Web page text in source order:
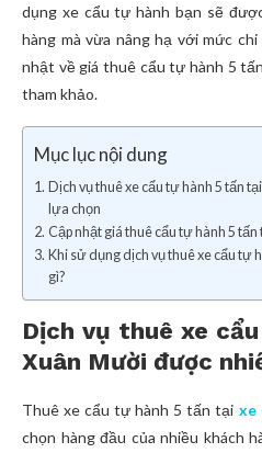
dụng xe cẩu tự hành bạn sẽ
hàng mà vừa nâng hạ với mức
nhật về giá thuê cẩu tự hành 5
tham khảo.
Mục lục nội dung
Dịch vụ thuê xe cẩu tự hành 5 tấn
lựa chọn
Cập nhật giá thuê cẩu tự hành 5
Khi sử dụng dịch vụ thuê xe cẩu tự
gì?
Dịch vụ thuê xe
Xuân Mười được
Thuê xe cẩu tự hành 5 tấn tại xe
chọn hàng đầu của nhiều khách